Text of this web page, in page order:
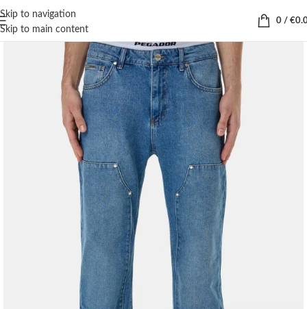
Skip to navigation
Skip to main content
0 / €